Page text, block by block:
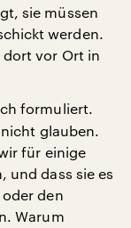
sie müssen
werden.
dort vor Ort in
formuliert.
glauben.
für einige
und dass sie es
den
Warum